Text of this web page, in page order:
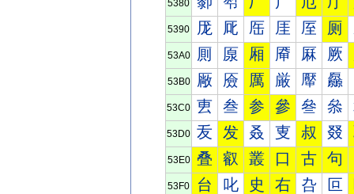
5380
5390 厐 厑 厒 厓 厔 厕
53A0 厠 厡 厢 厣 厤 厥
53B0 厰 厱 厲 厳 厴 厵
53C0 叀 叁 参 參 叄 叅
53D0 叐 发 叒 叓 叔 叕
53E0 叠 叡 叢 口 古 句
53F0 台 叱 史 右 叴 叵